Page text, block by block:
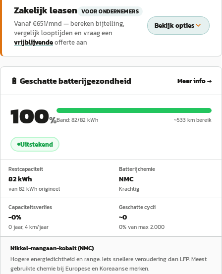
Zakelijk leasen VOOR ONDERNEMERS
Vanaf €651/mnd — bereken bijtelling,
vergelijk looptijden en vraag een
vrijblijvendeofferte aan
Bekijk opties
🔋 Geschatte batterijgezondheid Meer info →
100%Band:82/82 kWh ~533km bereik
Uitstekend
Restcapaciteit
82 kWh
van 82 kWh origineel
Batterijchemie
NMC
Krachtig
Capaciteitsverlies
−0%
0 jaar, 4 km/jaar
Geschatte cycli
~0
0% van max 2.000
Nikkel-mangaan-kobalt (NMC)
Hogere energiedichtheid en range. Iets snellere veroudering dan LFP. Meest
gebruikte chemie bij Europese en Koreaanse merken.